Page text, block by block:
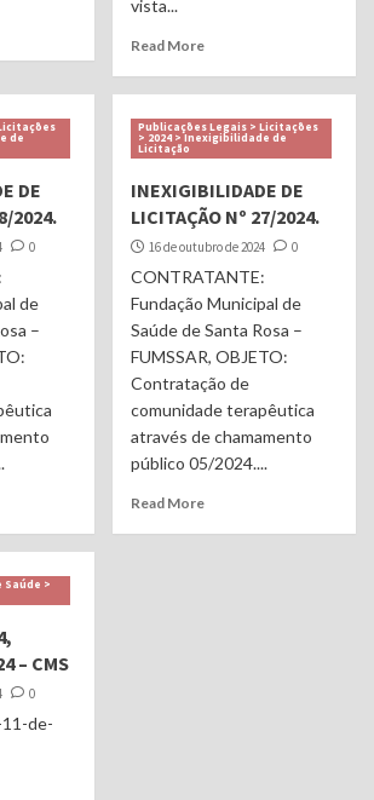
vista...
Read More
de
DE
2024.
0
de
–
Publicações Legais > Licitações
> 2024 > Inexigibilidade de
Licitação
INEXIGIBILIDADE DE
LICITAÇÃO Nº 27/2024.
16 de outubro de 2024 0
CONTRATANTE:
Fundação Municipal de
Saúde de Santa Rosa –
FUMSSAR, OBJETO:
Contratação de
comunidade terapêutica
através de chamamento
público 05/2024....
Read More
Saúde >
– CMS
0
de-